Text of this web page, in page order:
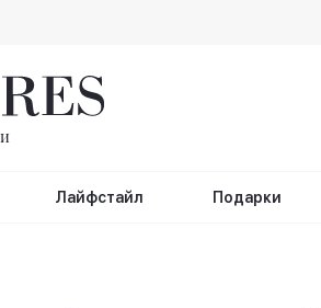
Лайфстайл Подарки